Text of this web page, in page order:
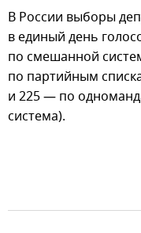
В России выборы
в единый день
по смешанной
по партийным
и 225 — по
система).